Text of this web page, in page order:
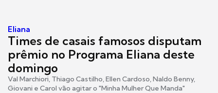
Eliana
Times de casais famosos disputam
prêmio no Programa Eliana deste
domingo
Val Marchiori, Thiago Castilho, Ellen Cardoso, Naldo Benny,
Giovani e Carol vão agitar o "Minha Mulher Que Manda"